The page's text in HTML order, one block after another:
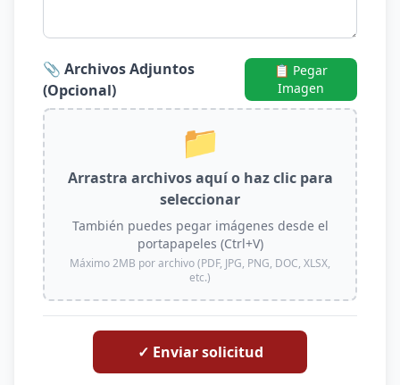
📎 Archivos Adjuntos
(Opcional)
📋 Pegar
Imagen
📁
Arrastra archivos aquí o haz clic para
seleccionar
También puedes pegar imágenes desde el
portapapeles (Ctrl+V)
Máximo 2MB por archivo (PDF, JPG, PNG, DOC, XLSX,
etc.)
✓ Enviar solicitud